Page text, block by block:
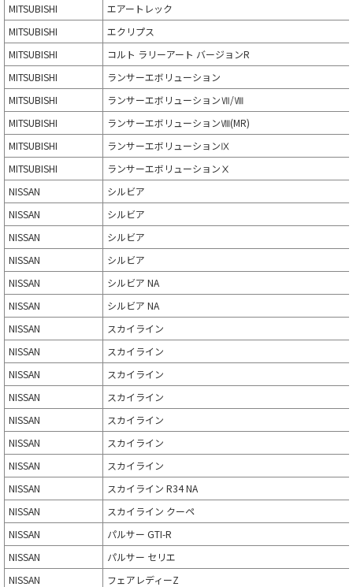
MITSUBISHI
エアートレック
MITSUBISHI
エクリプス
MITSUBISHI
コルト ラリーアート バージョンR
MITSUBISHI
ランサーエボリューション
MITSUBISHI
ランサーエボリューションⅦ/Ⅷ
MITSUBISHI
ランサーエボリューションⅧ(MR)
MITSUBISHI
ランサーエボリューションⅨ
MITSUBISHI
ランサーエボリューションⅩ
NISSAN
シルビア
NISSAN
シルビア
NISSAN
シルビア
NISSAN
シルビア
NISSAN
シルビア NA
NISSAN
シルビア NA
NISSAN
スカイライン
NISSAN
スカイライン
NISSAN
スカイライン
NISSAN
スカイライン
NISSAN
スカイライン
NISSAN
スカイライン
NISSAN
スカイライン
NISSAN
スカイライン R34 NA
NISSAN
スカイライン クーペ
NISSAN
パルサー GTI-R
NISSAN
パルサー セリエ
NISSAN
フェアレディーZ